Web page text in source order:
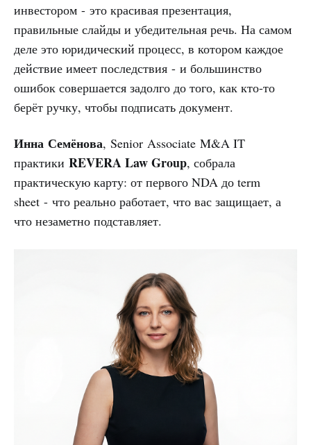
инвестором - это красивая презентация,
правильные слайды и убедительная речь. На самом
деле это юридический процесс, в котором каждое
действие имеет последствия - и большинство
ошибок совершается задолго до того, как кто-то
берёт ручку, чтобы подписать документ.
Инна Семёнова, Senior Associate M&A IT
практики REVERA Law Group, собрала
практическую карту: от первого NDA до term
sheet - что реально работает, что вас защищает, а
что незаметно подставляет.